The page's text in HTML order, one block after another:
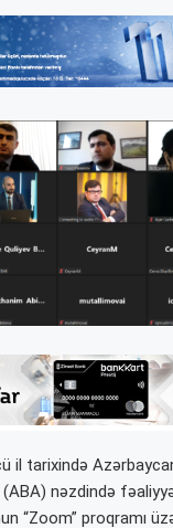
il tarixində
(ABA) nəzdində
“Zoom” proqramı